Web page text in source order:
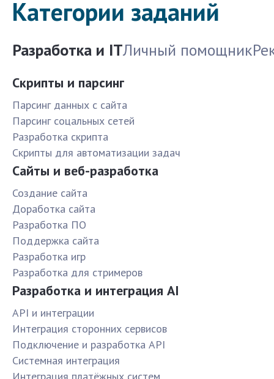
Категории заданий
Разработка и ITЛичный помощник
Скрипты и парсинг
Парсинг данных с сайта
Парсинг соцальных сетей
Разработка скрипта
Скрипты для автоматизации задач
Сайты и веб-разработка
Создание сайта
Доработка сайта
Разработка ПО
Поддержка сайта
Разработка игр
Разработка для стримеров
Разработка и интеграция AI
API и интеграции
Интеграция сторонних сервисов
Подключение и разработка API
Системная интеграция